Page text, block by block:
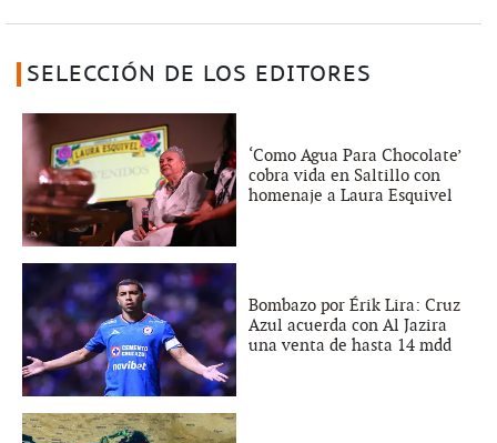
SELECCIÓN DE LOS EDITORES
‘Como Agua Para Chocolate’
cobra vida en Saltillo con
homenaje a Laura Esquivel
Bombazo por Érik Lira: Cruz
Azul acuerda con Al Jazira
una venta de hasta 14 mdd